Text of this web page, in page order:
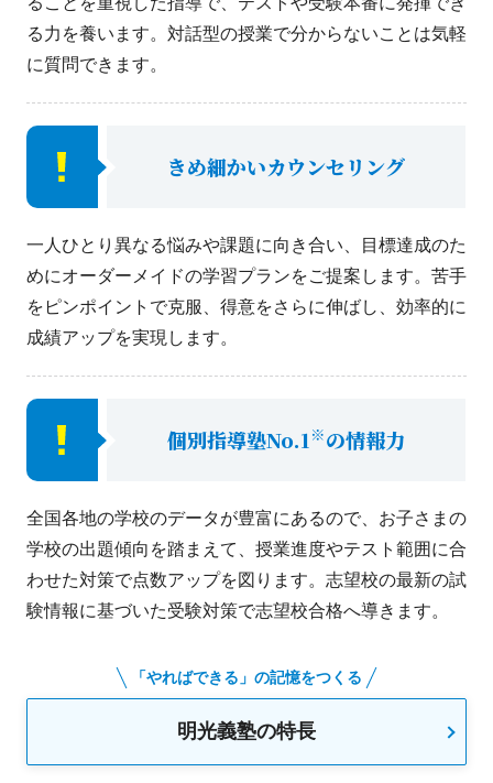
る力を養います。対話型の授業で分からないことは気軽
に質問できます。
きめ細かいカウンセリング
一人ひとり異なる悩みや課題に向き合い、目標達成のた
めにオーダーメイドの学習プランをご提案します。苦手
をピンポイントで克服、得意をさらに伸ばし、効率的に
成績アップを実現します。
個別指導塾No.1 ※の情報力
全国各地の学校のデータが豊富にあるので、お子さまの
学校の出題傾向を踏まえて、授業進度やテスト範囲に合
わせた対策で点数アップを図ります。志望校の最新の試
験情報に基づいた受験対策で志望校合格へ導きます。
「やればできる」の記憶をつくる
明光義塾の特長